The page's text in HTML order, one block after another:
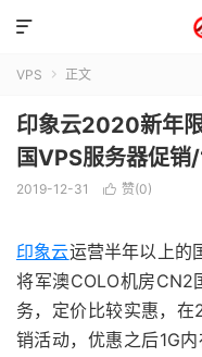

VPS  正文
印象云2020新年
国VPS服务器促
2019-12-31  赞(0)
印象云运营半年以上的
将军澳COLO机房CN2
务，定价比较实惠，
销活动，优惠之后1G